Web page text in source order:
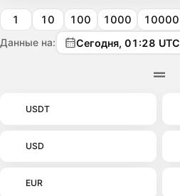
1 10 100 1000 10000
Данные на: Сегодня, 01:28 UTC
USDT
USD
EUR